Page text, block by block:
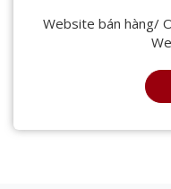
Website bán hàng/